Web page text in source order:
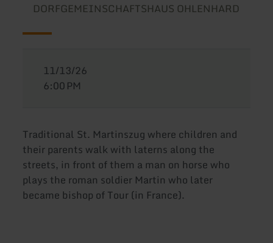
DORFGEMEINSCHAFTSHAUS OHLENHARD
11/13/26
6:00 PM
Traditional St. Martinszug where children and
their parents walk with laterns along the
streets, in front of them a man on horse who
plays the roman soldier Martin who later
became bishop of Tour (in France).